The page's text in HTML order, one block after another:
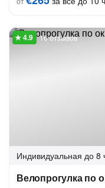
16 отзывов
Индивидуальная до 8
Велопрогулка по